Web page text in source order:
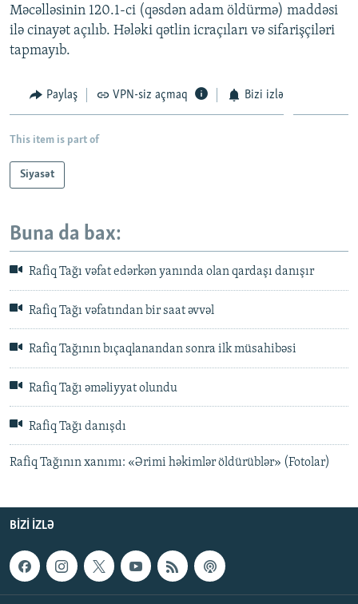
Məcəlləsinin 120.1-ci (qəsdən adam öldürmə) maddəsi
ilə cinayət açılıb. Hələki qətlin icraçıları və sifarişçiləri
tapmayıb.
Paylaş VPN-siz açmaq Bizi izlə
This item is part of
Siyasət
Buna da bax:
Rafiq Tağı vəfat edərkən yanında olan qardaşı danışır
Rafiq Tağı vəfatından bir saat əvvəl
Rafiq Tağının bıçaqlanandan sonra ilk müsahibəsi
Rafiq Tağı əməliyyat olundu
Rafiq Tağı danışdı
Rafiq Tağının xanımı: «Ərimi həkimlər öldürüblər» (Fotolar)
BIZI IZLƏ